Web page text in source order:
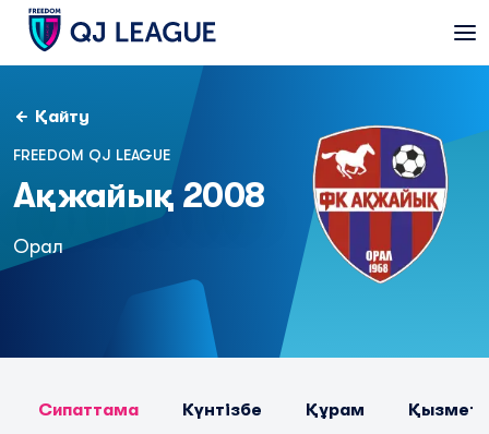
Қайту
FREEDOM QJ LEAGUE
Ақжайық 2008
Орал
Сипаттама Күнтізбе Құрам